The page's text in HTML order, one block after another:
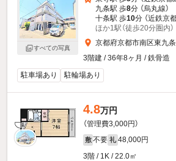
すべての写真
九条駅 歩8分 （烏丸線）
十条駅 歩10分 （近鉄京
ほか1駅（徒歩20分圏内）
京都府京都市南区東九
3階建 / 36年8ヶ月 / 鉄骨造
駐車場あり
駐輪場あり
4.8万円
（管理費3,000円）
敷 不要 礼 48,000円
3階 / 1K / 22.0㎡